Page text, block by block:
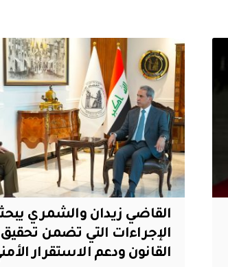
القاضي زيدان والشمري
الإجراءات التي تضمن
القانون ودعم الاستقرار